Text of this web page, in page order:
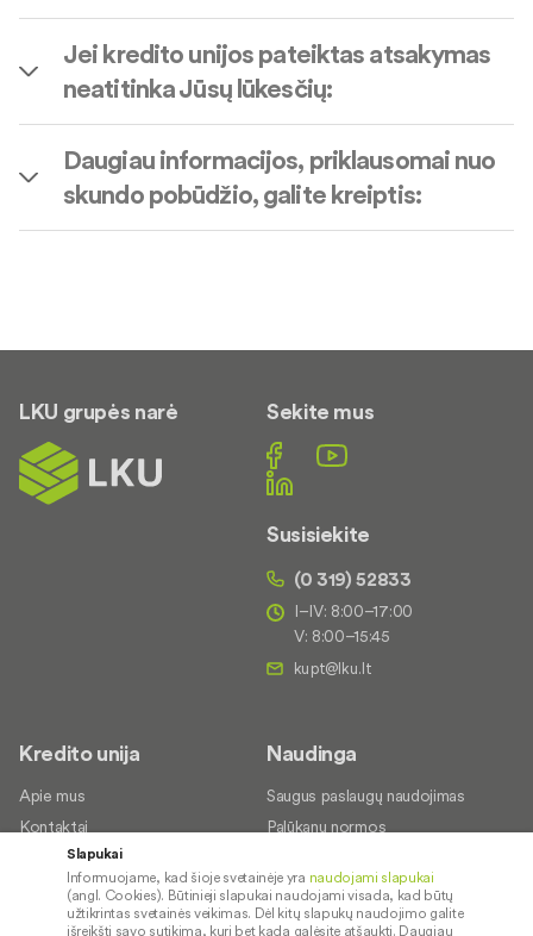
Jei kredito unijos pateiktas atsakymas
neatitinka Jūsų lūkesčių:
Daugiau informacijos, priklausomai nuo
skundo pobūdžio, galite kreiptis:
LKU grupės narė Sekite mus
Susisiekite
(0 319) 52833
I–IV: 8:00–17:00
V: 8:00–15:45
Kredito unija
Apie mus
Kontaktai
Karjera
Socialinė atsakomybė
Naudinga
Saugus paslaugų naudojimas
Palūkanų normos
įkainiai
Kredito tarpininkai
Slapukai
Informuojame, kad šioje svetainėje yra naudojami slapukai
(angl. Cookies). Būtinieji slapukai naudojami visada, kad būtų
užtikrintas svetainės veikimas. Dėl kitų slapukų naudojimo galite
išreikšti savo sutikimą, kurį bet kada galėsite atšaukti. Daugiau